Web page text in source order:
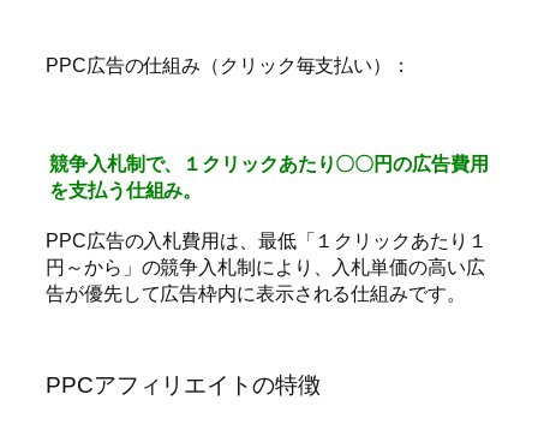
PPC広告の仕組み（クリック毎支払い）：
競争入札制で、１クリックあたり〇〇円の広告費用
を支払う仕組み。
PPC広告の入札費用は、最低「１クリックあたり１
円～から」の競争入札制により、入札単価の高い広
告が優先して広告枠内に表示される仕組みです。
PPCアフィリエイトの特徴